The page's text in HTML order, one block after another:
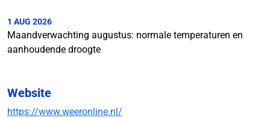
1 AUG 2026
Maandverwachting augustus: normale temperaturen en
aanhoudende droogte
Website
https://www.weeronline.nl/